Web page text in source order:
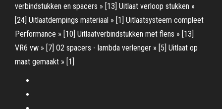
verbindstukken en spacers » [13] Uitlaat verloop stukken »
[24] Uitlaatdempings materiaal » [1] Uitlaatsysteem compleet
Performance » [10] Uitlaatverbindstukken met flens » [13]
VR6 vw » [7] O2 spacers - lambda verlenger » [5] Uitlaat op
maat gemaakt » [1]